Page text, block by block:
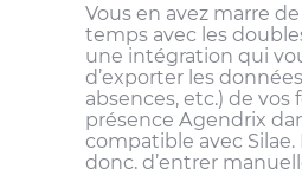
Vous en avez marre
temps avec les
une intégration qui
d’exporter les
absences, etc.) de vos
présence Agendrix
compatible avec Silae.
donc, d’entrer